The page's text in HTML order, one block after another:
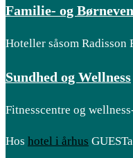
Familie- og
Hoteller såsom
Sundhed og Wellness
Fitnesscentre og
Hos hotel i århus